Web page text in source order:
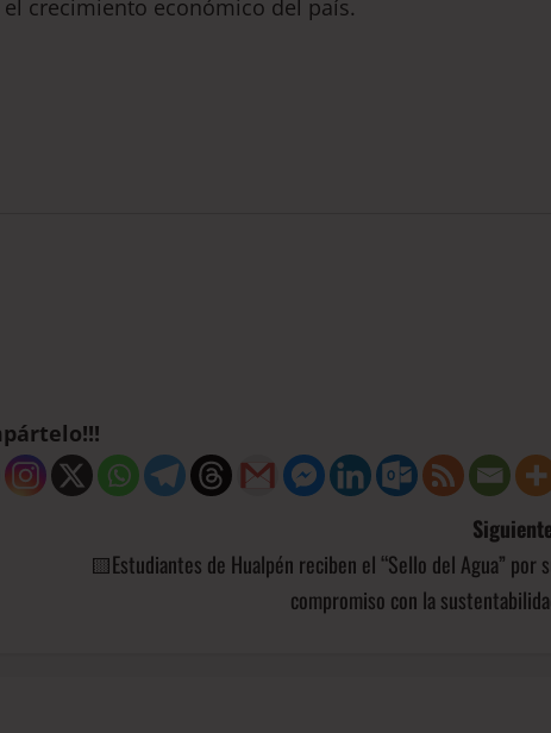
crecimiento económico del país.
🟨Estudiantes de Hualpén reciben el “Sello del Agua” por
compromiso con la